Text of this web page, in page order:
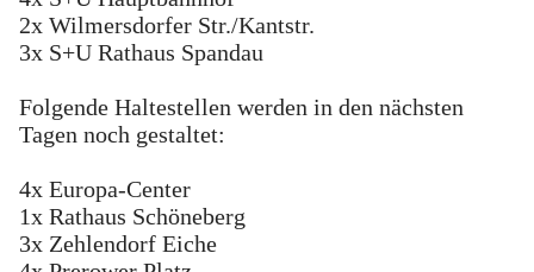
2x Wilmersdorfer Str./Kantstr.
3x S+U Rathaus Spandau
Folgende Haltestellen werden in den nächsten
Tagen noch gestaltet:
4x Europa-Center
1x Rathaus Schöneberg
3x Zehlendorf Eiche